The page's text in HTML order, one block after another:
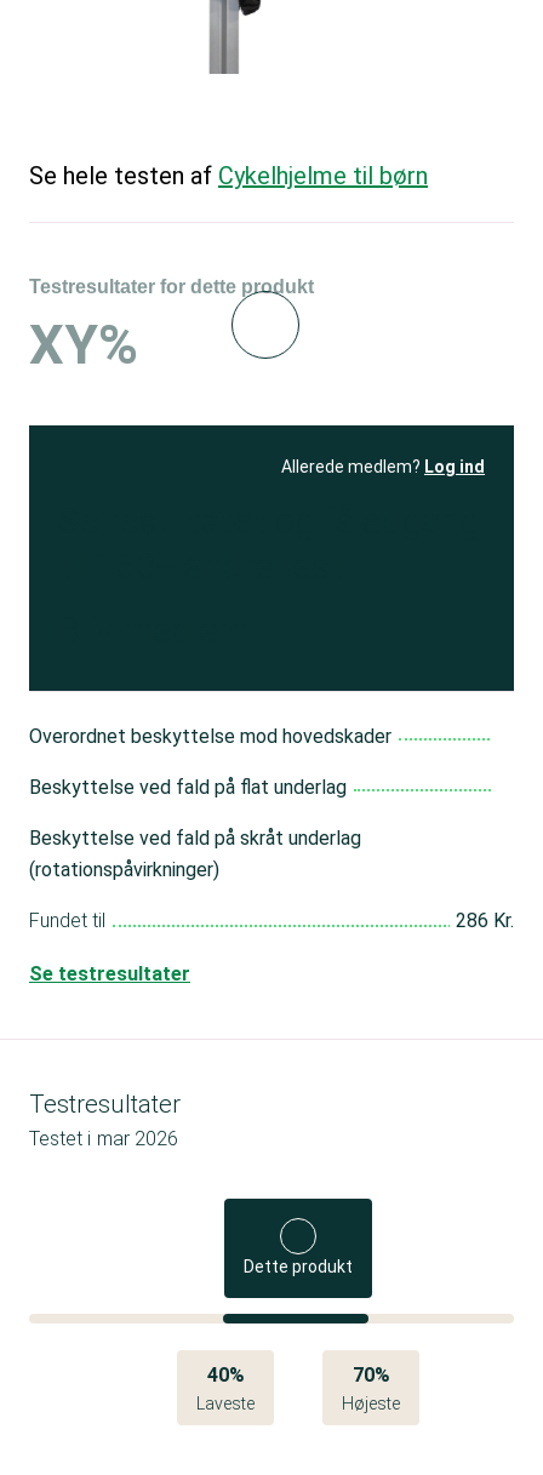
Se hele testen af Cykelhjelme til børn
Testresultater for dette produkt
XY%
Allerede medlem? Log ind
Overordnet beskyttelse mod hovedskader
Beskyttelse ved fald på flat underlag
Beskyttelse ved fald på skråt underlag
(rotationspåvirkninger)
Fundet til 286 Kr.
Se testresultater
Testresultater
Testet i mar 2026
Dette produkt
40%
Laveste
70%
Højeste